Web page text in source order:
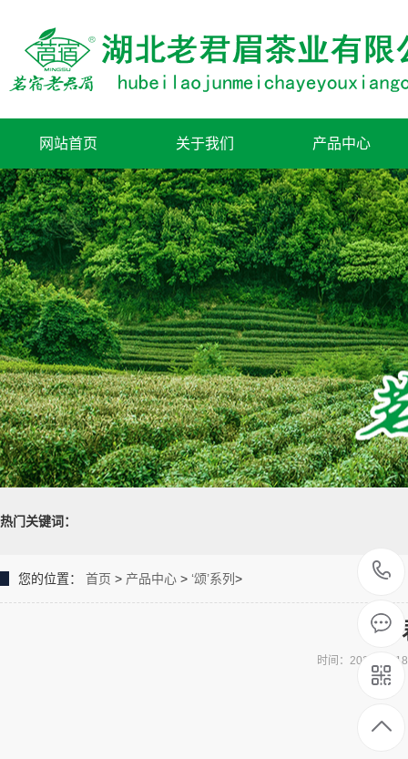
网站首页 关于我们 产品中心
热门关键词：
您的位置： 首页 > 产品中心 > ‘颂’系列 >
时间：2021-05-